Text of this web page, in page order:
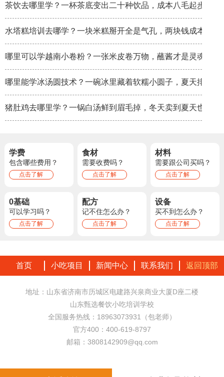
茶饮去哪里学？一杯茶底变出二十种饮品，成本八毛起步
水塔糕培训去哪学？一块米糕掰开全是气孔，两块钱成本卖八
哪里可以学越南小卷粉？一张米皮卷万物，蘸酱才是灵魂
哪里能学冰汤圆技术？一碗冰里藏着软糯小圆子，夏天排队排
猪肚鸡去哪里学？一锅白汤鲜到眉毛掉，冬天卖到夏天也不淡
学费
包含哪些费用？
点击了解
食材
需要收费吗？
点击了解
材料
需要跟公司买吗？
点击了解
0基础
可以学习吗？
点击了解
配方
记不住怎么办？
点击了解
设备
买不到怎么办？
点击了解
首页 小吃项目 新闻中心 联系我们 返回顶部
地址：山东省济南市历城区电建路兴泉商业大厦D座二楼
山东甄选餐饮小吃培训学校
全国服务热线：18963073931（包老师）
官方400：400-619-8797
邮箱：3808142909@qq.com